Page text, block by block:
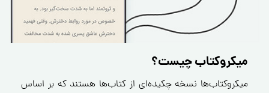
میکروکتاب چیست؟
میکروکتاب‌ها نسخه چکیده‌ای از کتاب‌ها هستند که بر اساس